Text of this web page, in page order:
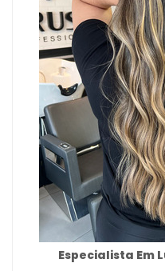
Especialista Em